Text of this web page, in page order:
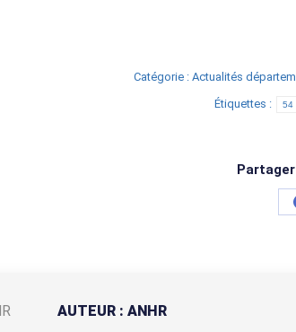
Catégorie : Actualités
Étiquettes : 54
AUTEUR : ANHR